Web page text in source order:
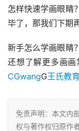
怎样快速学画眼睛
毕了，那我们下期
新手怎么学画眼睛
还想了解更多画
CGwangG王氏教育
免责声明：本文内
权与著作权归原作